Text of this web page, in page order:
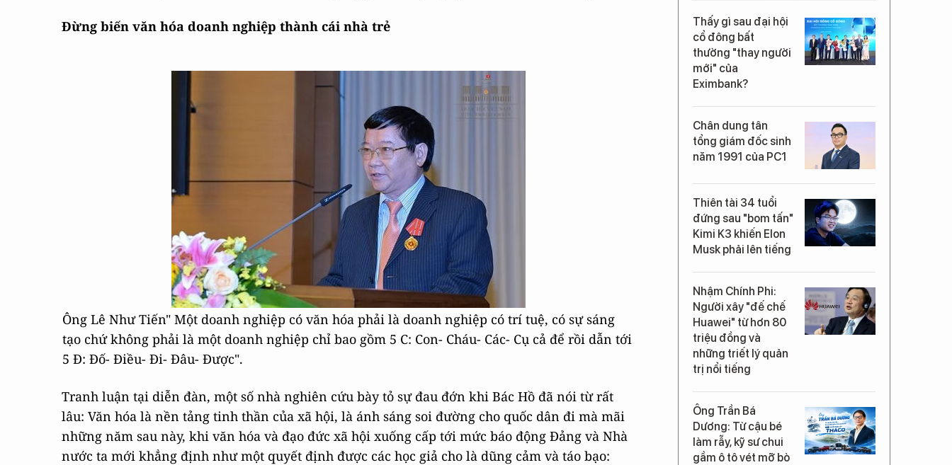
Đừng biến văn hóa doanh nghiệp thành cái nhà trẻ
Ông Lê Như Tiến" Một doanh nghiệp có văn hóa phải là doanh nghiệp có trí tuệ, có sự sáng
tạo chứ không phải là một doanh nghiệp chỉ bao gồm 5 C: Con- Cháu- Các- Cụ cả để rồi dẫn tới
5 Đ: Đố- Điều- Đi- Đâu- Được".
Tranh luận tại diễn đàn, một số nhà nghiên cứu bày tỏ sự đau đớn khi Bác Hồ đã nói từ rất
lâu: Văn hóa là nền tảng tinh thần của xã hội, là ánh sáng soi đường cho quốc dân đi mà mãi
những năm sau này, khi văn hóa và đạo đức xã hội xuống cấp tới mức báo động Đảng và Nhà
nước ta mới khẳng định như một quyết định được các học giả cho là dũng cảm và táo bạo:
Thấy gì sau đại hội
cổ đông bất
thường "thay người
mới" của
Eximbank?
Chân dung tân
tổng giám đốc sinh
năm 1991 của PC1
Thiên tài 34 tuổi
đứng sau "bom tấn"
Kimi K3 khiến Elon
Musk phải lên tiếng
Nhậm Chính Phi:
Người xây "đế chế
Huawei" từ hơn 80
triệu đồng và
những triết lý quản
trị nổi tiếng
Ông Trần Bá
Dương: Từ cậu bé
làm rẫy, kỹ sư chui
gầm ô tô vét mỡ bò